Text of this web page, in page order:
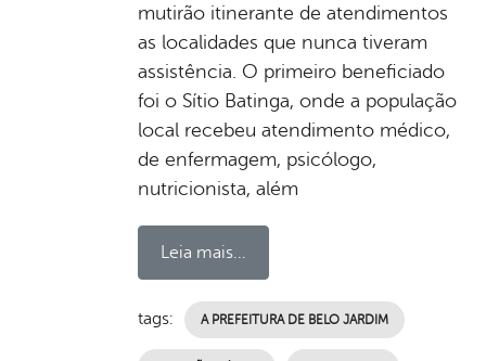
mutirão itinerante de atendimentos
as localidades que nunca tiveram
assistência. O primeiro beneficiado
foi o Sítio Batinga, onde a população
local recebeu atendimento médico,
de enfermagem, psicólogo,
nutricionista, além
Leia mais...
tags: A PREFEITURA DE BELO JARDIM